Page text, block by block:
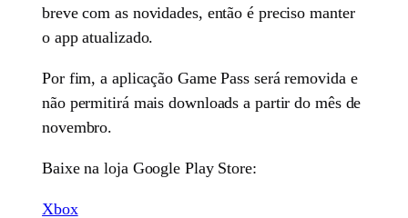
breve com as novidades, então é preciso manter
o app atualizado.
Por fim, a aplicação Game Pass será removida e
não permitirá mais downloads a partir do mês de
novembro.
Baixe na loja Google Play Store:
Xbox